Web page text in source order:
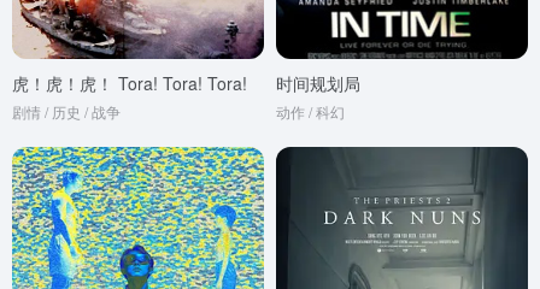
虎！虎！虎！ Tora! Tora! Tora!
剧情 / 历史 / 战争
时间规划局
动作 / 科幻